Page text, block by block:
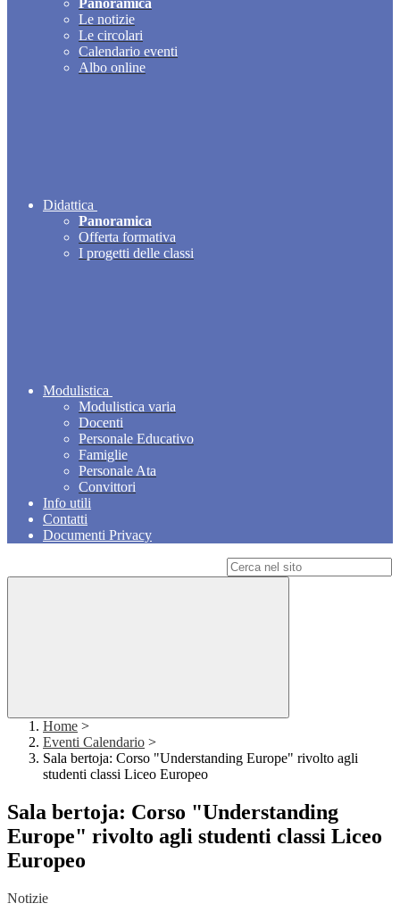
Panoramica
Le notizie
Le circolari
Calendario eventi
Albo online
Didattica
Panoramica
Offerta formativa
I progetti delle classi
Modulistica
Modulistica varia
Docenti
Personale Educativo
Famiglie
Personale Ata
Convittori
Info utili
Contatti
Documenti Privacy
Home >
Eventi Calendario >
Sala bertoja: Corso "Understanding Europe" rivolto agli
studenti classi Liceo Europeo
Sala bertoja: Corso "Understanding
Europe" rivolto agli studenti classi Liceo
Europeo
Notizie